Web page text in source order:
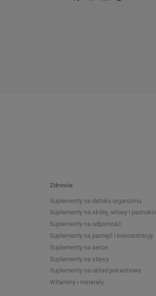
Zdrowie
Suplementy na detoks organizmu
Suplementy na skórę, włosy i
Suplementy na odporność
Suplementy na pamięć i koncentrację
Suplementy na serce
Suplementy na stawy
Suplementy na układ pokarmowy
Witaminy i minerały